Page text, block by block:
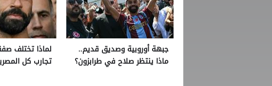
جبهة أوروبية وصديق قديم..
ماذا ينتظر صلاح في طرابزون؟
لماذا تختلف
تجارب كل